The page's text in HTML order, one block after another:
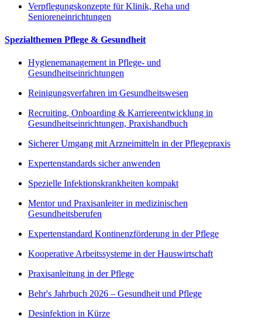
Verpflegungskonzepte für Klinik, Reha und
Senioreneinrichtungen
Spezialthemen Pflege & Gesundheit
Hygienemanagement in Pflege- und
Gesundheitseinrichtungen
Reinigungsverfahren im Gesundheitswesen
Recruiting, Onboarding & Karriereentwicklung in
Gesundheitseinrichtungen, Praxishandbuch
Sicherer Umgang mit Arzneimitteln in der Pflegepraxis
Expertenstandards sicher anwenden
Spezielle Infektionskrankheiten kompakt
Mentor und Praxisanleiter in medizinischen
Gesundheitsberufen
Expertenstandard Kontinenzförderung in der Pflege
Kooperative Arbeitssysteme in der Hauswirtschaft
Praxisanleitung in der Pflege
Behr's Jahrbuch 2026 – Gesundheit und Pflege
Desinfektion in Kürze